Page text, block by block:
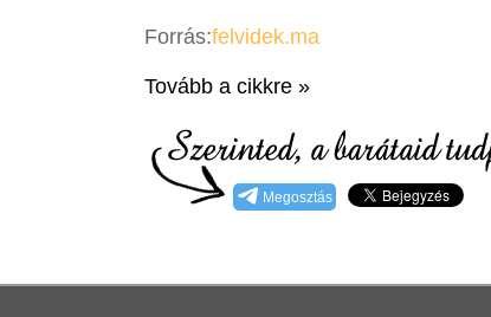
Forrás:felvidek.ma
Tovább a cikkre »
Megosztás